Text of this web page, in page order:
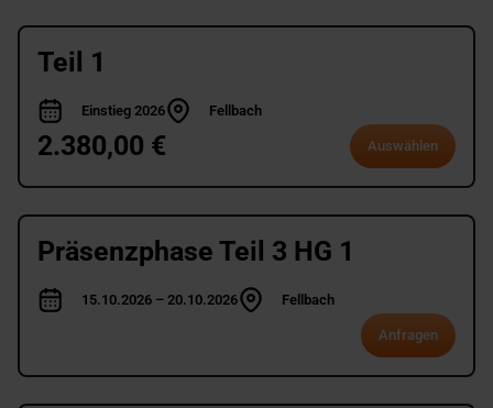
Teil 1
Einstieg 2026 Fellbach
2.380,00 € Auswählen
Präsenzphase Teil 3 HG 1
15.10.2026 – 20.10.2026 Fellbach
Anfragen